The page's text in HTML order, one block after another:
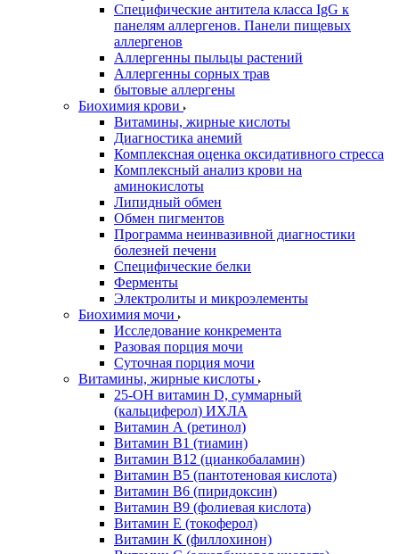
Специфические антитела класса IgG к
панелям аллергенов. Панели пищевых
аллергенов
Аллергенны пыльцы растений
Аллергенны сорных трав
бытовые аллергены
Биохимия крови
Витамины, жирные кислоты
Диагностика анемий
Комплексная оценка оксидативного стресса
Комплексный анализ крови на
аминокислоты
Липидный обмен
Обмен пигментов
Программа неинвазивной диагностики
болезней печени
Специфические белки
Ферменты
Электролиты и микроэлементы
Биохимия мочи
Исследование конкремента
Разовая порция мочи
Суточная порция мочи
Витамины, жирные кислоты
25-OH витамин D, суммарный
(кальциферол) ИХЛА
Витамин А (ретинол)
Витамин В1 (тиамин)
Витамин В12 (цианкобаламин)
Витамин В5 (пантотеновая кислота)
Витамин В6 (пиридоксин)
Витамин В9 (фолиевая кислота)
Витамин Е (токоферол)
Витамин К (филлохинон)